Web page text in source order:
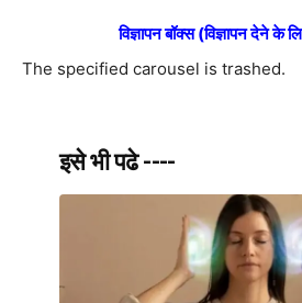
विज्ञापन बॉक्स (विज्ञापन देने के
The specified carousel is trashed.
इसे भी पढे ----